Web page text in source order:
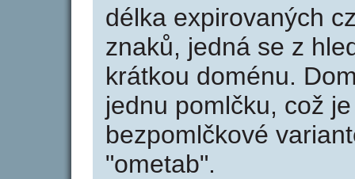
délka expirovaných
znaků, jedná se z
krátkou doménu.
jednu pomlčku, což
bezpomlčkové
"ometab".